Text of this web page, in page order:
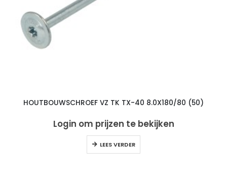
HOUTBOUWSCHROEF VZ TK TX-40 8.0X180/80 (50)
Login om prijzen te bekijken
LEES VERDER